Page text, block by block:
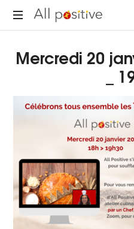
All
pour
se
Mercredi 20
_